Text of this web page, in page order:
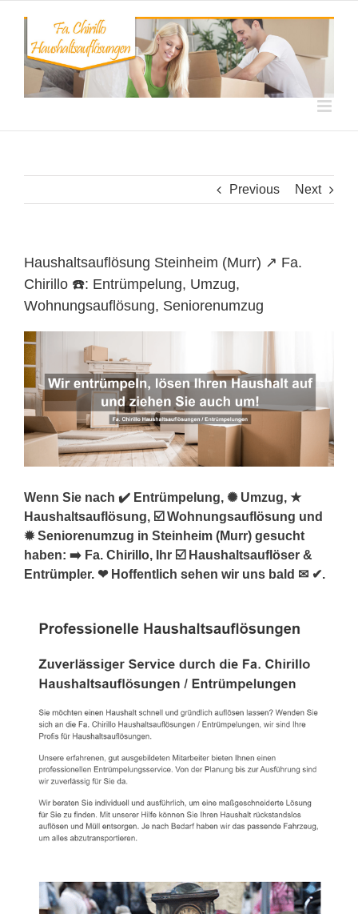
content
Previous Next
Haushaltsauflösung Steinheim (Murr) ↗️ Fa.
Chirillo ☎️: Entrümpelung, Umzug,
Wohnungsauflösung, Seniorenumzug
Wenn Sie nach ✔️ Entrümpelung, ✺ Umzug, ★
Haushaltsauflösung, ☑️ Wohnungsauflösung und
✹ Seniorenumzug in Steinheim (Murr) gesucht
haben: ➡️ Fa. Chirillo, Ihr ☑️ Haushaltsauflöser &
Entrümpler. ❤ Hoffentlich sehen wir uns bald ✉ ✔.